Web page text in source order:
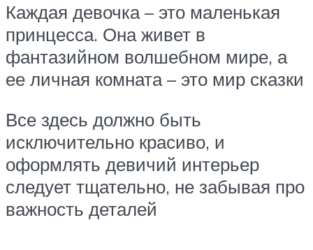
Каждая девочка – это маленькая
принцесса. Она живет в
фантазийном волшебном мире, а
ее личная комната – это мир сказки
Все здесь должно быть
исключительно красиво, и
оформлять девичий интерьер
следует тщательно, не забывая про
важность деталей